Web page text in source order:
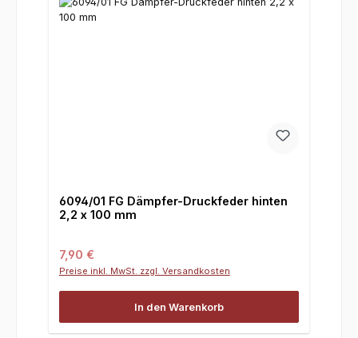
6094/01 FG Dämpfer-Druckfeder hinten
2,2 x 100 mm
Regulärer Preis:
7,90 €
Preise inkl. MwSt. zzgl. Versandkosten
In den Warenkorb